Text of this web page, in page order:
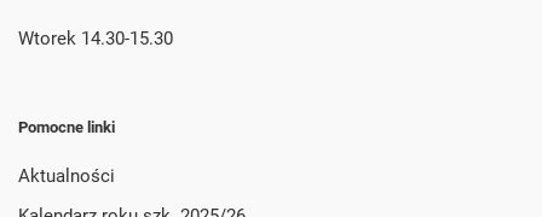
Wtorek 14.30-15.30
Pomocne linki
Aktualności